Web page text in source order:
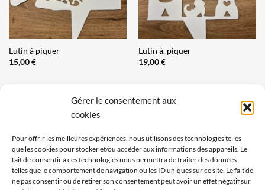
Gérer le consentement aux
cookies
Pour offrir les meilleures expériences, nous utilisons des technologies telles
que les cookies pour stocker et/ou accéder aux informations des appareils. Le
fait de consentir à ces technologies nous permettra de traiter des données
telles que le comportement de navigation ou les ID uniques sur ce site. Le fait de
ne pas consentir ou de retirer son consentement peut avoir un effet négatif sur
Lutin à piquer
15,00€
Lutin à. piquer
19,00€